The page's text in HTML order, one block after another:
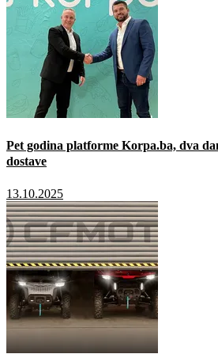
Pet godina platforme Korpa.ba, dva
dostave
13.10.2025